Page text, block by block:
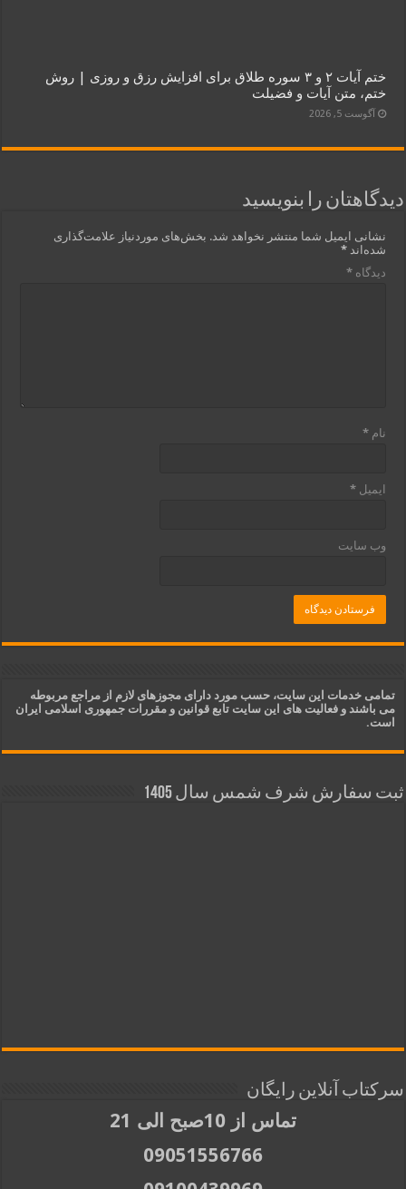
ختم آیات ۲ و ۳ سوره طلاق برای افزایش رزق و روزی | روش
ختم، متن آیات و فضیلت
آگوست 5, 2026
دیدگاهتان را بنویسید
نشانی ایمیل شما منتشر نخواهد شد. بخش‌های موردنیاز علامت‌گذاری
شده‌اند*
دیدگاه*
نام*
ایمیل*
وب‌ سایت
تمامی خدمات این سایت، حسب مورد دارای مجوزهای لازم از مراجع مربوطه
می باشند و فعالیت های این سایت تابع قوانین و مقررات جمهوری اسلامی ایران
است.
ثبت سفارش شرف شمس سال 1405
سرکتاب آنلاین رایگان
تماس از 10صبح الی 21
09051556766